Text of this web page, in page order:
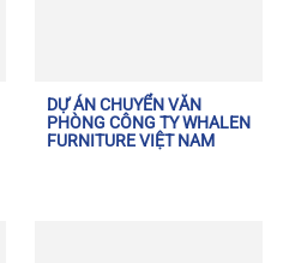
DỰ ÁN CHUYỂN VĂN
PHÒNG CÔNG TY WHALEN
FURNITURE VIỆT NAM